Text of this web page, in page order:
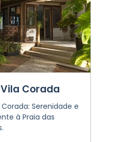
Corada
Serenidade e
à Praia das